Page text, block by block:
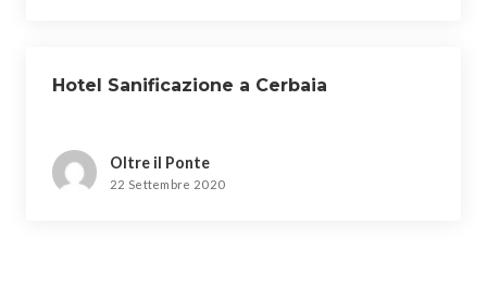
Hotel Sanificazione a Cerbaia
Oltre il Ponte
22 Settembre 2020